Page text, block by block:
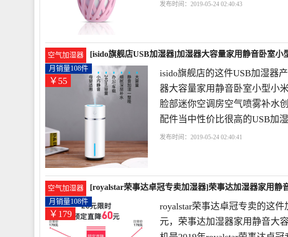
发布时间：2019-05-24 02:40:43
空气加湿器 [isido旗舰店USB加湿器]加湿器大容量家用静音卧室小
￥55
月销量108件
isido旗舰店的这件USB加湿器
器大容量家用静音卧室小型小
脸部迷你空调房空气喷雾补水
配件当中性价比很高的USB加
发布时间：2019-05-24 02:40:41
空气加湿器
[royalstar荣事达卓冠专卖加湿器]荣事达加湿器家用静
￥179
月销量108件
royalstar荣事达卓冠专卖的这
元，荣事达加湿器家用静音大